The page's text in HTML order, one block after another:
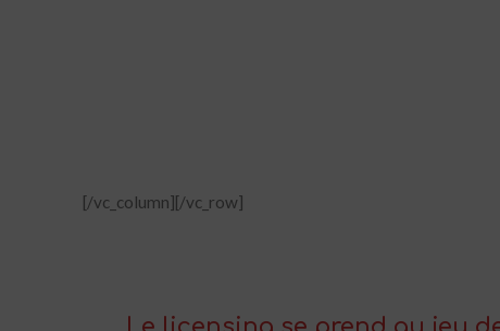
[/vc_column][/vc_row]